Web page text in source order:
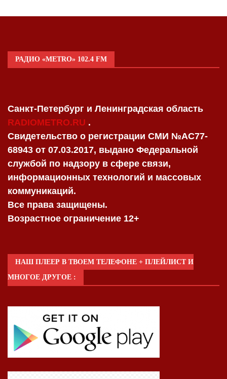
РАДИО «METRO» 102.4 FM
Санкт-Петербург и Ленинградская область
RADIOMETRO.RU .
Свидетельство о регистрации СМИ №AC77-
68943 от 07.03.2017, выдано Федеральной
службой по надзору в сфере связи,
информационных технологий и массовых
коммуникаций.
Все права защищены.
Возрастное ограничение 12+
НАШ ПЛЕЕР В ТВОЕМ ТЕЛЕФОНЕ + ПЛЕЙЛИСТ И
МНОГОЕ ДРУГОЕ :